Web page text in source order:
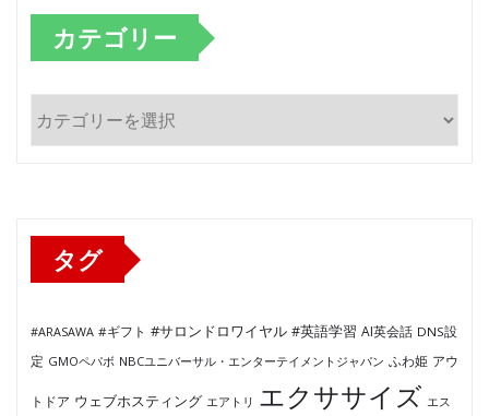
カテゴリー
テ
タグ
#ARASAWA #ギフト #サロンドロワイヤル #英語学習 AI英会話 DNS設
定 GMOペパボ NBCユニバーサル・エンターテイメントジャパン ふわ姫 アウ
トドア ウェブホスティング エアトリ エクササイズ エス